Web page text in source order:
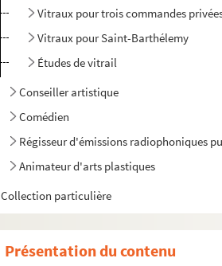
Vitraux pour trois commandes
Vitraux pour Saint-Barthélemy
Études de vitrail
Conseiller artistique
Comédien
Régisseur d'émissions radiophoniques
Animateur d'arts plastiques
Collection particulière
Présentation du contenu